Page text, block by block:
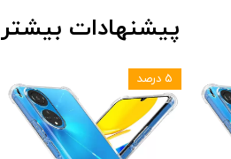
۵ درصد
پیشنهادات بیشتر